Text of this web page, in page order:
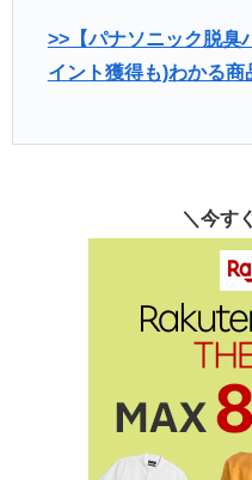
>>【パナソニック脱臭
イント獲得も)わかる
＼今す